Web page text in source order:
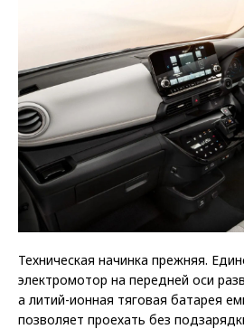
Техническая начинка прежняя.
электромотор на передней оси
а литий-ионная тяговая батарея
позволяет проехать без